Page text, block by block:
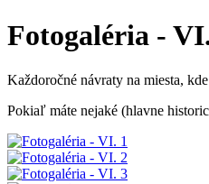
Fotogaléria -
Každoročné návraty na miesta,
Pokiaľ máte nejaké (hlavne